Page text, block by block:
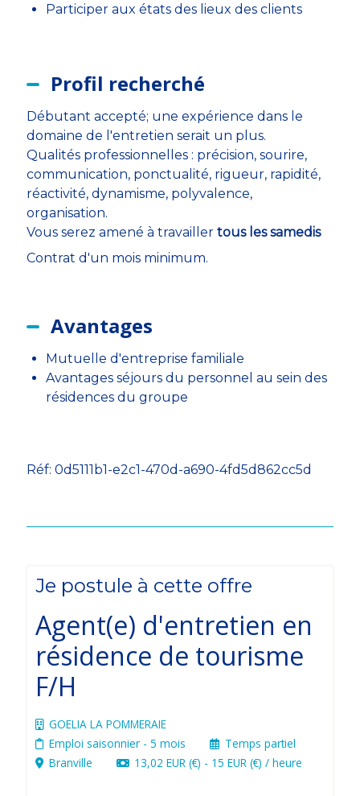
Participer aux états des lieux des clients
Profil recherché
Débutant accepté; une expérience dans le
domaine de l'entretien serait un plus.
Qualités professionnelles : précision, sourire,
communication, ponctualité, rigueur, rapidité,
réactivité, dynamisme, polyvalence,
organisation.
Vous serez amené à travailler tous les samedis
Contrat d'un mois minimum.
Avantages
Mutuelle d'entreprise familiale
Avantages séjours du personnel au sein des
résidences du groupe
Réf: 0d5111b1-e2c1-470d-a690-4fd5d862cc5d
Je postule à cette offre
Agent(e) d'entretien en
résidence de tourisme
F/H
GOELIA LA POMMERAIE
Emploi saisonnier - 5 mois
Temps partiel
Branville
13,02 EUR (€) - 15 EUR (€) / heure